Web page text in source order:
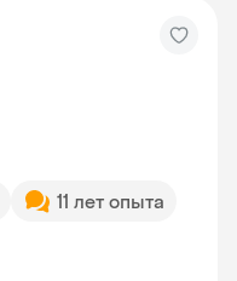
11 лет опыта